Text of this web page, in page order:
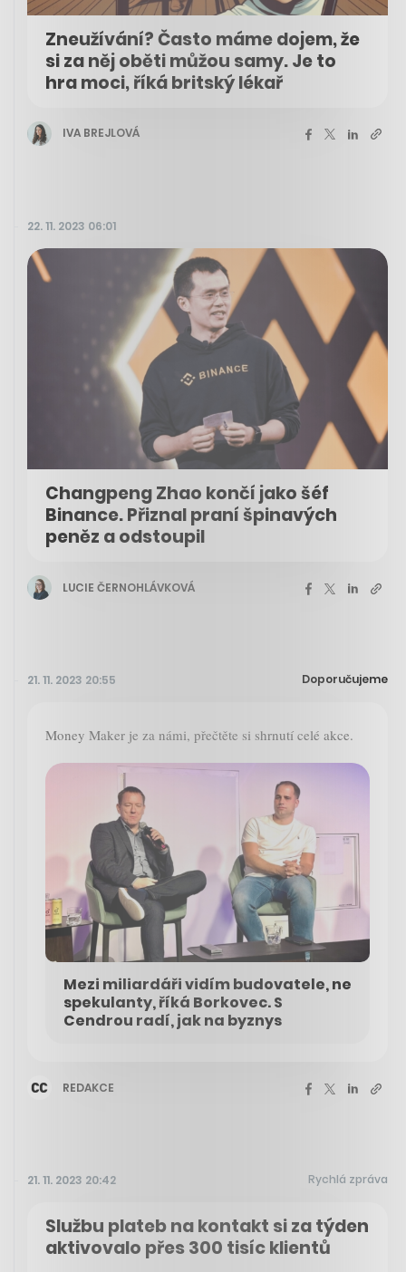
Zneužívání? Často máme dojem, že
si za něj oběti můžou samy. Je to
hra moci, říká britský lékař
IVA BREJLOVÁ
22. 11. 2023 06:01
Changpeng Zhao končí jako šéf
Binance. Přiznal praní špinavých
peněz a odstoupil
LUCIE ČERNOHLÁVKOVÁ
21. 11. 2023 20:55 Doporučujeme
Money Maker je za námi, přečtěte si shrnutí celé akce.
Mezi miliardáři vidím budovatele, ne
spekulanty, říká Borkovec. S
Cendrou radí, jak na byznys
REDAKCE
21. 11. 2023 20:42 Rychlá zpráva
Službu plateb na kontakt si za týden
aktivovalo přes 300 tisíc klientů